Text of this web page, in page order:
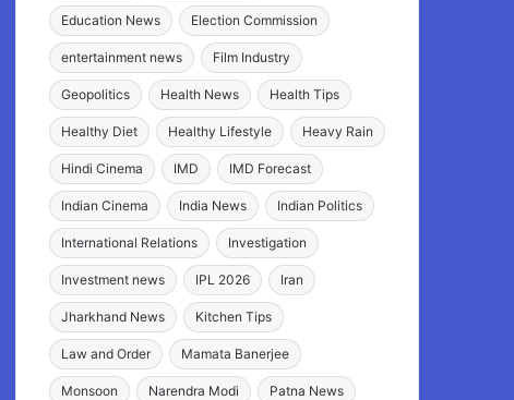
Education News Election Commission
entertainment news Film Industry
Geopolitics Health News Health Tips
Healthy Diet Healthy Lifestyle Heavy Rain
Hindi Cinema IMD IMD Forecast
Indian Cinema India News Indian Politics
International Relations Investigation
Investment news IPL 2026 Iran
Jharkhand News Kitchen Tips
Law and Order Mamata Banerjee
Monsoon Narendra Modi Patna News